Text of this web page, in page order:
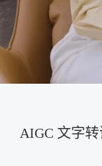
AIGC 文字